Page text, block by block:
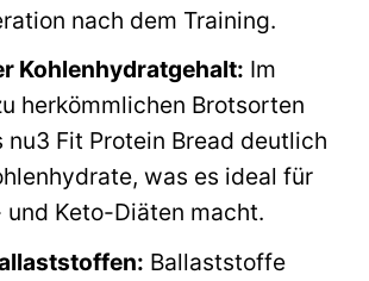
nach dem Training.
Kohlenhydratgehalt: Im
herkömmlichen Brotsorten
nu3 Fit Protein Bread deutlich
was es ideal für
Keto-Diäten macht.
Ballaststoffe